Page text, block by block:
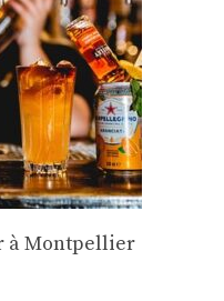
à Montpellier